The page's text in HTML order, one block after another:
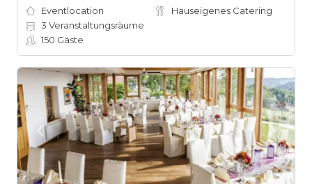
Eventlocation
Hauseigenes Catering
3 Veranstaltungsräume
150 Gäste